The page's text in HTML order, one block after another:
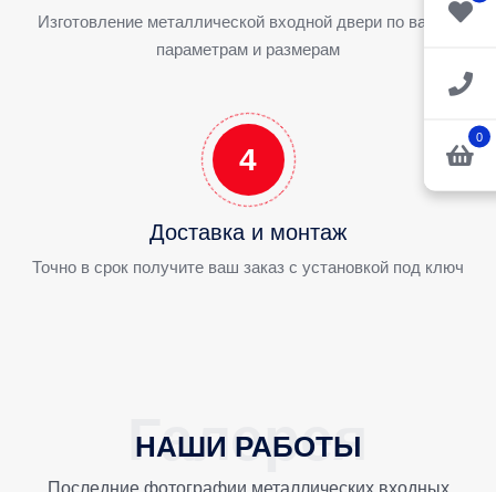
0
Изготовление металлической входной двери по вашим
параметрам и размерам
4
Доставка и монтаж
Точно в срок получите ваш заказ с установкой под ключ
НАШИ РАБОТЫ
Последние фотографии металлических входных